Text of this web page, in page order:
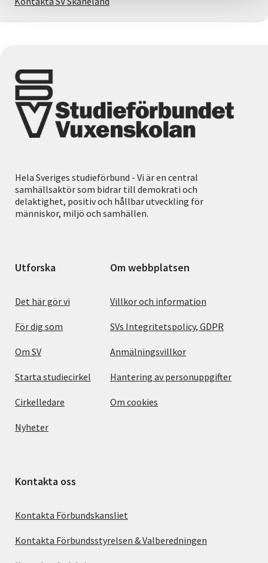
Hela Sveriges studieförbund - Vi är en central
samhällsaktör som bidrar till demokrati och
delaktighet, positiv och hållbar utveckling för
människor, miljö och samhällen.
Utforska
Det här gör vi
För dig som
Om SV
Starta studiecirkel
Cirkelledare
Nyheter
Om webbplatsen
Villkor och information
SVs Integritetspolicy, GDPR
Anmälningsvillkor
Hantering av personuppgifter
Om cookies
Kontakta oss
Kontakta Förbundskansliet
Kontakta Förbundsstyrelsen & Valberedningen